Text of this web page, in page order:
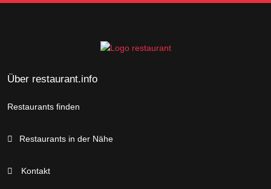
Über restaurant.info
Restaurants finden
Restaurants in der Nähe
Kontakt